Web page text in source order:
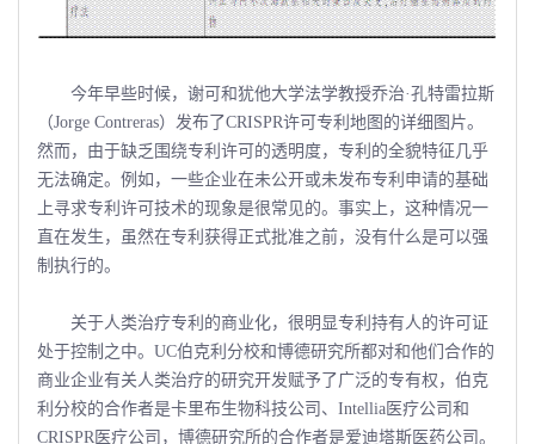
今年早些时候，谢可和犹他大学法学教授乔治·孔特雷拉斯
（Jorge Contreras）发布了CRISPR许可专利地图的详细图片。
然而，由于缺乏围绕专利许可的透明度，专利的全貌特征几乎
无法确定。例如，一些企业在未公开或未发布专利申请的基础
上寻求专利许可技术的现象是很常见的。事实上，这种情况一
直在发生，虽然在专利获得正式批准之前，没有什么是可以强
制执行的。
关于人类治疗专利的商业化，很明显专利持有人的许可证
处于控制之中。UC伯克利分校和博德研究所都对和他们合作的
商业企业有关人类治疗的研究开发赋予了广泛的专有权，伯克
利分校的合作者是卡里布生物科技公司、Intellia医疗公司和
CRISPR医疗公司，博德研究所的合作者是爱迪塔斯医药公司。